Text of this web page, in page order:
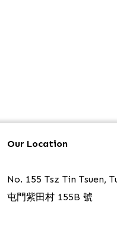
Our Location
No. 155 Tsz Tin Tsuen,
屯門紫田村 155B 號